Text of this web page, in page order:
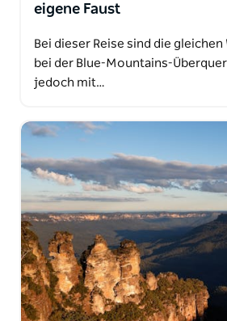
eigene Faust
Bei dieser Reise sind die gleichen
bei der Blue-Mountains-
jedoch mit…